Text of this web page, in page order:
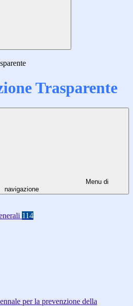
Trasparente
Menu di
navigazione
114
per la prevenzione della